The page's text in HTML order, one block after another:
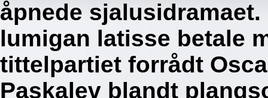
åpnede
lumigan latisse betale
tittelpartiet forrådt
Paskalev blandt